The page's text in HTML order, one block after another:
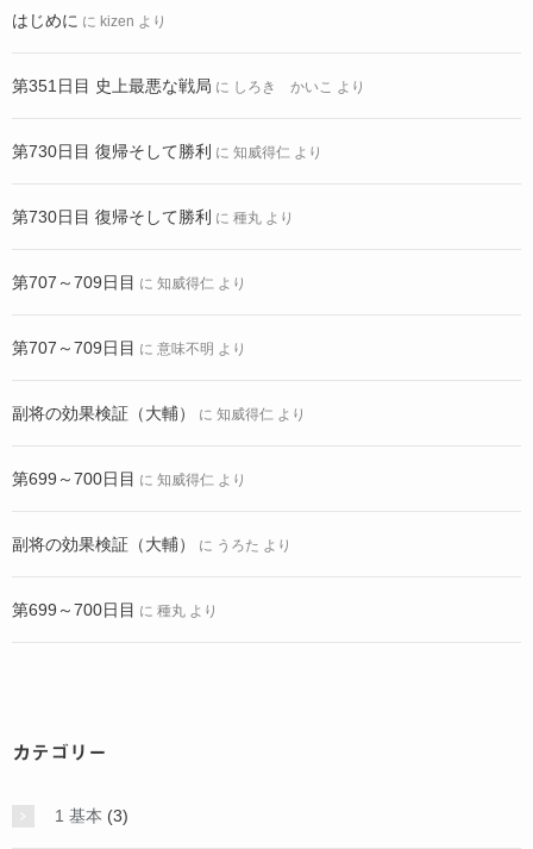
はじめに に kizen より
第351日目 史上最悪な戦局 に しろき かいこ より
第730日目 復帰そして勝利 に 知威得仁 より
第730日目 復帰そして勝利 に 種丸 より
第707～709日目 に 知威得仁 より
第707～709日目 に 意味不明 より
副将の効果検証（大輔） に 知威得仁 より
第699～700日目 に 知威得仁 より
副将の効果検証（大輔） に うろた より
第699～700日目 に 種丸 より
カテゴリー
1 基本 (3)